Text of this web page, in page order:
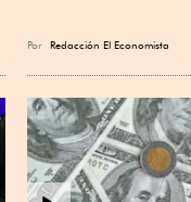
Por Redacción El Economista